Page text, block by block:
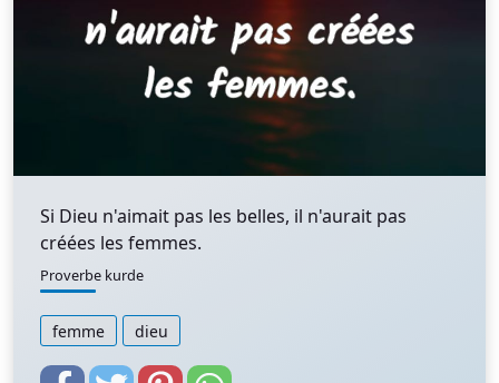
Si Dieu n'aimait pas les belles, il n'aurait pas
créées les femmes.
Proverbe kurde
femme dieu